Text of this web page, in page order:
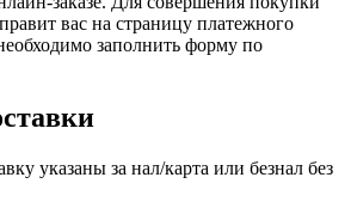
вас на страницу платежного
заполнить форму по
указаны за нал/карта или безнал без